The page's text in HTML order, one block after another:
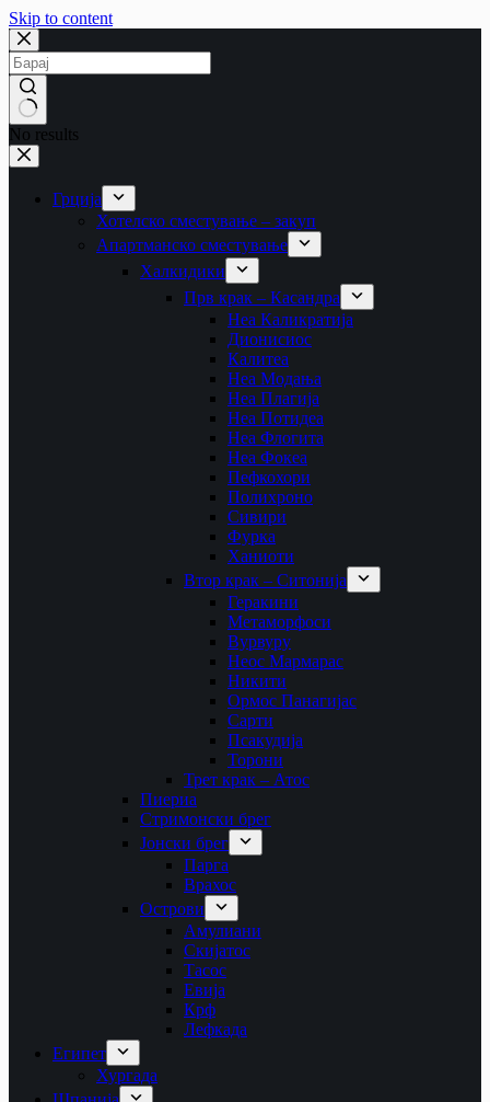
Skip to content
No results
Грција
Хотелско сместување – закуп
Апартманско сместување
Халкидики
Прв крак – Касандра
Неа Каликратија
Дионисиос
Калитеа
Неа Модања
Неа Плагија
Неа Потидеа
Неа Флогита
Неа Фокеа
Пефкохори
Полихроно
Сивири
Фурка
Ханиоти
Втор крак – Ситонија
Геракини
Метаморфоси
Вурвуру
Неос Мармарас
Никити
Ормос Панагијас
Сарти
Псакудија
Торони
Трет крак – Атос
Пиериа
Стримонски брег
Јонски брег
Парга
Врахос
Острови
Амулиани
Скијатос
Тасос
Евија
Крф
Лефкада
Египет
Хургада